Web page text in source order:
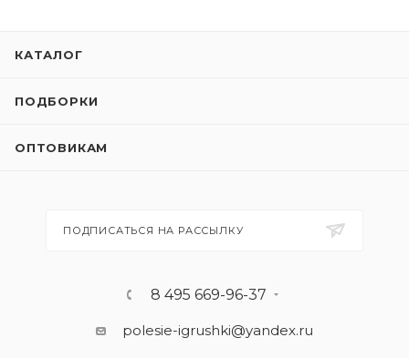
КАТАЛОГ
ПОДБОРКИ
ОПТОВИКАМ
ПОДПИСАТЬСЯ НА РАССЫЛКУ
8 495 669-96-37
polesie-igrushki@yandex.ru